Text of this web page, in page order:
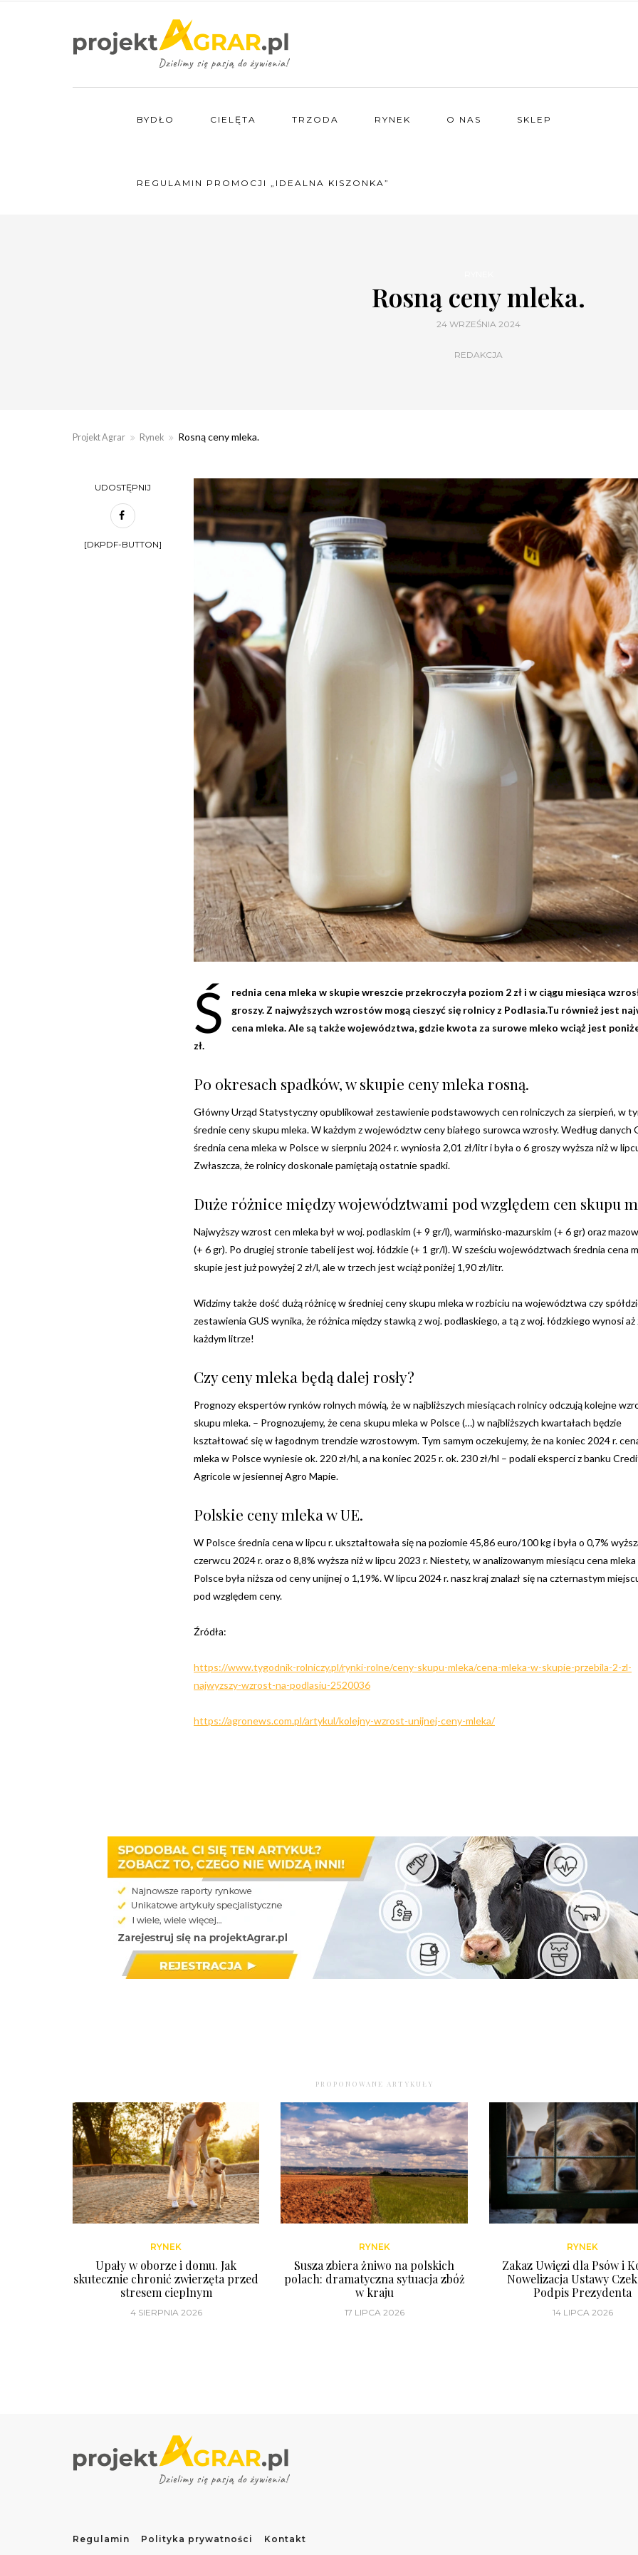
BYDŁO CIELĘTA TRZODA RYNEK O NAS SKLEP
REGULAMIN PROMOCJI „IDEALNA KISZONKA”
Rosną ceny mleka.
24 WRZEŚNIA 2024
REDAKCJA
Projekt Agrar Rynek Rosną ceny mleka.
UDOSTĘPNIJ
[DKPDF-BUTTON]
Ś
rednia cena mleka w skupie wreszcie przekroczyła poziom 2 zł i w ciągu miesiąca
groszy. Z najwyższych wzrostów mogą cieszyć się rolnicy z Podlasia.Tu również jest
cena mleka. Ale są także województwa, gdzie kwota za surowe mleko wciąż jest
zł.
Po okresach spadków, w skupie ceny mleka rosną.
Główny Urząd Statystyczny opublikował zestawienie podstawowych cen rolniczych za sierpień, w
średnie ceny skupu mleka. W każdym z województw ceny białego surowca wzrosły. Według danych
średnia cena mleka w Polsce w sierpniu 2024 r. wyniosła 2,01 zł/litr i była o 6 groszy wyższa niż w
Zwłaszcza, że rolnicy doskonale pamiętają ostatnie spadki.
Duże różnice między województwami pod względem cen skupu
Najwyższy wzrost cen mleka był w woj. podlaskim (+ 9 gr/l), warmińsko-mazurskim (+ 6 gr) oraz
(+ 6 gr). Po drugiej stronie tabeli jest woj. łódzkie (+ 1 gr/l). W sześciu województwach średnia cena
skupie jest już powyżej 2 zł/l, ale w trzech jest wciąż poniżej 1,90 zł/litr.
Widzimy także dość dużą różnicę w średniej ceny skupu mleka w rozbiciu na województwa czy
zestawienia GUS wynika, że różnica między stawką z woj. podlaskiego, a tą z woj. łódzkiego wynosi aż
każdym litrze!
Czy ceny mleka będą dalej rosły?
Prognozy ekspertów rynków rolnych mówią, że w najbliższych miesiącach rolnicy odczują kolejne
skupu mleka. – Prognozujemy, że cena skupu mleka w Polsce (…) w najbliższych kwartałach będzie
kształtować się w łagodnym trendzie wzrostowym. Tym samym oczekujemy, że na koniec 2024 r.
mleka w Polsce wyniesie ok. 220 zł/hl, a na koniec 2025 r. ok. 230 zł/hl – podali eksperci z banku
Agricole w jesiennej Agro Mapie.
Polskie ceny mleka w UE.
W Polsce średnia cena w lipcu r. ukształtowała się na poziomie 45,86 euro/100 kg i była o 0,7%
czerwcu 2024 r. oraz o 8,8% wyższa niż w lipcu 2023 r. Niestety, w analizowanym miesiącu cena
Polsce była niższa od ceny unijnej o 1,19%. W lipcu 2024 r. nasz kraj znalazł się na czternastym
pod względem ceny.
Źródła:
https://www.tygodnik-rolniczy.pl/rynki-rolne/ceny-skupu-mleka/cena-mleka-w-skupie-przebila-2-zl-
najwyzszy-wzrost-na-podlasiu-2520036
https://agronews.com.pl/artykul/kolejny-wzrost-unijnej-ceny-mleka/
PROPONOWANE ARTYKUŁY
RYNEK
Upały w oborze i domu. Jak
skutecznie chronić zwierzęta przed
stresem cieplnym
4 SIERPNIA 2026
RYNEK
Susza zbiera żniwo na polskich
polach: dramatyczna sytuacja zbóż
w kraju
17 LIPCA 2026
RYNEK
Zakaz Uwięzi dla Psów i
Nowelizacja Ustawy
Podpis Prezydenta
14 LIPCA 2026
Regulamin Polityka prywatności Kontakt
Newsletter
w tygodniu prześlemy Ci nasze najlepsze artykuły!
Twoje dane osobowe będą przetwarzane zgodnie
Polityką prywatności